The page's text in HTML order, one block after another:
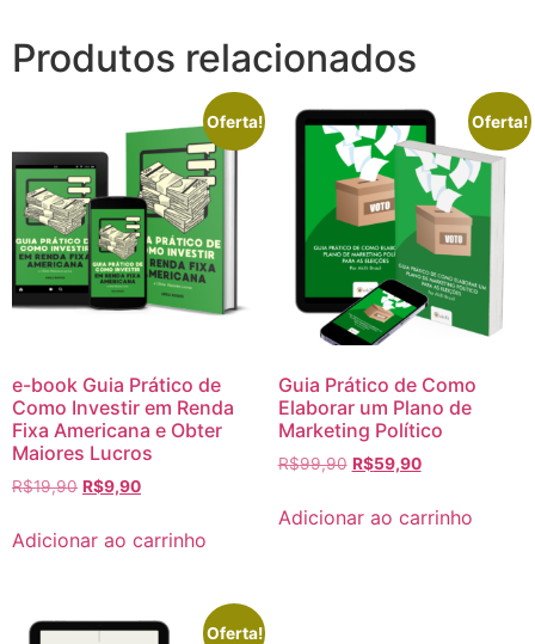
Produtos relacionados
Oferta!
e-book Guia Prático de
Como Investir em Renda
Fixa Americana e Obter
Maiores Lucros
R$19,90 R$9,90
Adicionar ao carrinho
Oferta!
Guia Prático de Como
Elaborar um Plano de
Marketing Político
R$99,90 R$59,90
Adicionar ao carrinho
Oferta!